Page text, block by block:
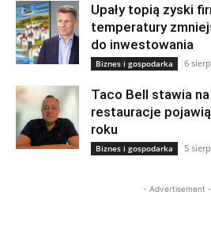
Upały topią zyski
temperatury
do inwestowania
Biznes i gospodarka 6
Taco Bell stawia
restauracje
roku
Biznes i gospodarka 5
- Advertisement -